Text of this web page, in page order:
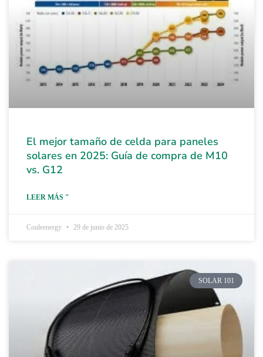
El mejor tamaño de celda para paneles
solares en 2025: Guía de compra de M10
vs. G12
LEER MÁS "
Couleenergy 29 de junio de 2025
SOLAR 101